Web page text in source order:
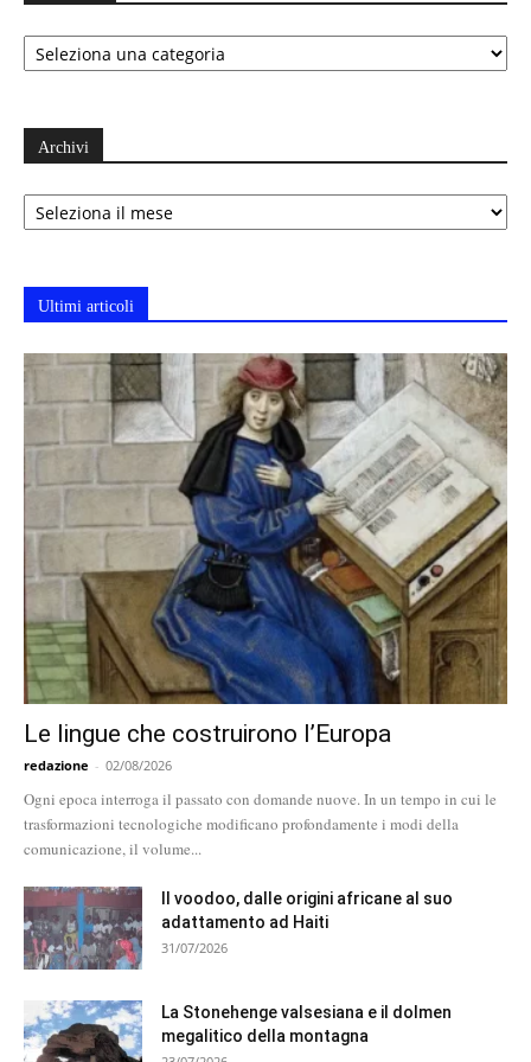
Categorie
Archivi
Archivi
Ultimi articoli
Le lingue che costruirono l’Europa
redazione - 02/08/2026
Ogni epoca interroga il passato con domande nuove. In un tempo in cui le
trasformazioni tecnologiche modificano profondamente i modi della
comunicazione, il volume...
Il voodoo, dalle origini africane al suo
adattamento ad Haiti
31/07/2026
La Stonehenge valsesiana e il dolmen
megalitico della montagna